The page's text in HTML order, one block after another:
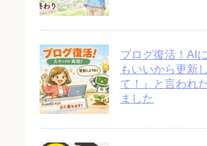
ブログ復活！AI
もいいから更新
て！』と言われ
ました